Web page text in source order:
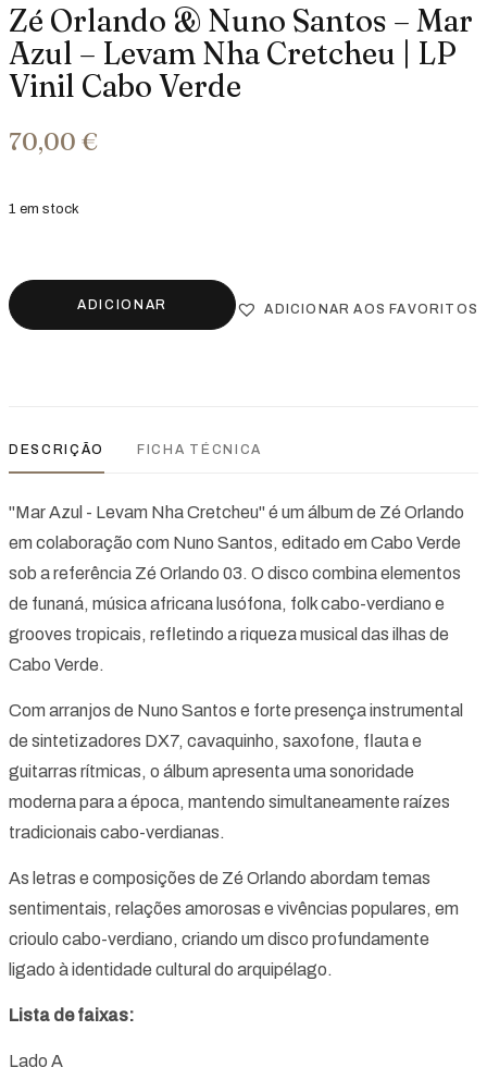
Zé Orlando & Nuno Santos – Mar
Azul – Levam Nha Cretcheu | LP
Vinil Cabo Verde
70,00 €
1 em stock
ADICIONAR ADICIONAR AOS FAVORITOS
DESCRIÇÃO FICHA TÉCNICA
"Mar Azul - Levam Nha Cretcheu" é um álbum de Zé Orlando
em colaboração com Nuno Santos, editado em Cabo Verde
sob a referência Zé Orlando 03. O disco combina elementos
de funaná, música africana lusófona, folk cabo-verdiano e
grooves tropicais, refletindo a riqueza musical das ilhas de
Cabo Verde.
Com arranjos de Nuno Santos e forte presença instrumental
de sintetizadores DX7, cavaquinho, saxofone, flauta e
guitarras rítmicas, o álbum apresenta uma sonoridade
moderna para a época, mantendo simultaneamente raízes
tradicionais cabo-verdianas.
As letras e composições de Zé Orlando abordam temas
sentimentais, relações amorosas e vivências populares, em
crioulo cabo-verdiano, criando um disco profundamente
ligado à identidade cultural do arquipélago.
Lista de faixas:
Lado A